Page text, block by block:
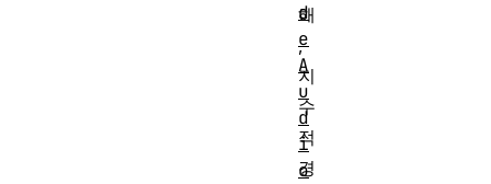
해
,
지
수
적
경
d
e
A
u
d
i
o